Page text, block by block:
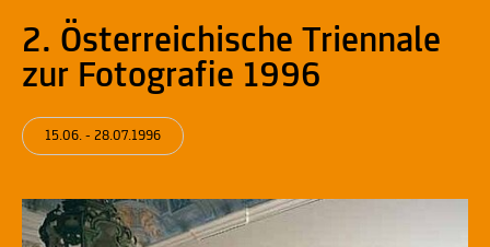
2. Österreichische Triennale
zur Fotografie 1996
15.06. - 28.07.1996